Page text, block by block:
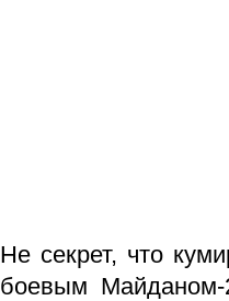
Не секрет, что
боевым Майданом-